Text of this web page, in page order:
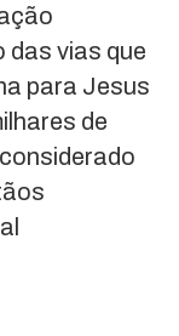
das vias que
para Jesus
de